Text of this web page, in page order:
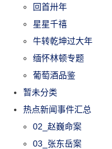
回首卅年
星星千禧
牛转乾坤过大年
缅怀林顿专题
葡萄酒品鉴
暂未分类
热点新闻事件汇总
02_赵巍命案
03_张东岳案